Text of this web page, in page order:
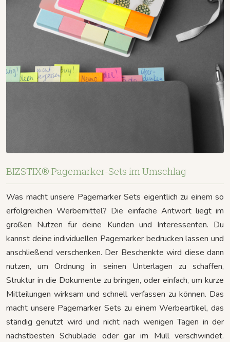
BIZSTIX® Pagemarker-Sets im Umschlag
Was macht unsere Pagemarker Sets eigentlich zu einem so
erfolgreichen Werbemittel? Die einfache Antwort liegt im
großen Nutzen für deine Kunden und Interessenten. Du
kannst deine individuellen Pagemarker bedrucken lassen und
anschließend verschenken. Der Beschenkte wird diese dann
nutzen, um Ordnung in seinen Unterlagen zu schaffen,
Struktur in die Dokumente zu bringen, oder einfach, um kurze
Mitteilungen wirksam und schnell verfassen zu können. Das
macht unsere Pagemarker Sets zu einem Werbeartikel, das
ständig genutzt wird und nicht nach wenigen Tagen in der
nächstbesten Schublade oder gar im Müll verschwindet.